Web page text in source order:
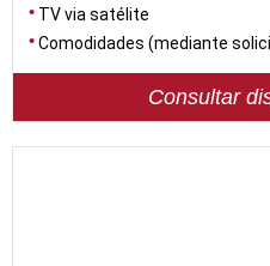
TV via satélite
Comodidades (mediante
Consultar